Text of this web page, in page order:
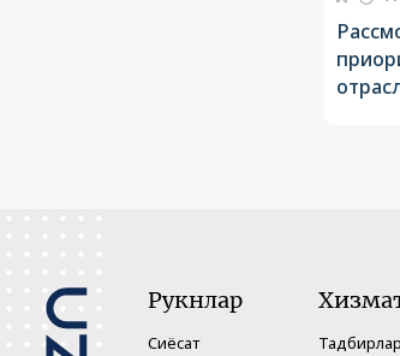
Рукнлар
Сиёсат